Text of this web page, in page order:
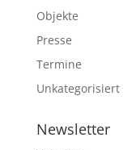
Objekte
Presse
Termine
Unkategorisiert
Newsletter